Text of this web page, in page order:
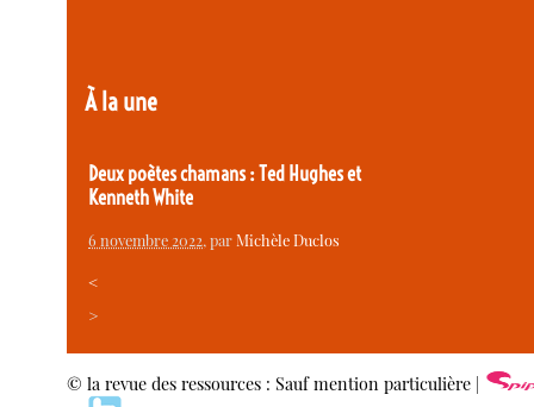
À la une
Deux poètes chamans : Ted Hughes et
Kenneth White
6 novembre 2022, parMichèle Duclos
<
>
© la revue des ressources : Sauf mention particulière |